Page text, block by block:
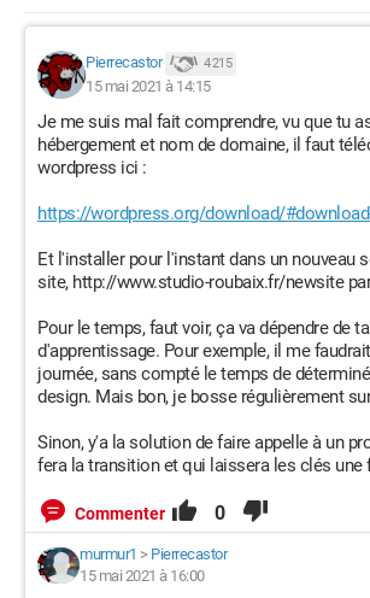
Pierrecastor 4 215
15 mai 2021 à 14:15
Je me suis mal fait comprendre, vu que tu
hébergement et nom de domaine, il faut
wordpress ici :
https://wordpress.org/download/
Et l'installer pour l'instant dans un nouveau
site, http://www.studio-roubaix.fr/newsite
Pour le temps, faut voir, ça va dépendre de
d'apprentissage. Pour exemple, il me
journée, sans compté le temps de
design. Mais bon, je bosse régulièrement
Sinon, y'a la solution de faire appelle à un
fera la transition et qui laissera les clés une
Commenter 0
murmur1 > Pierrecastor
15 mai 2021 à 16:00